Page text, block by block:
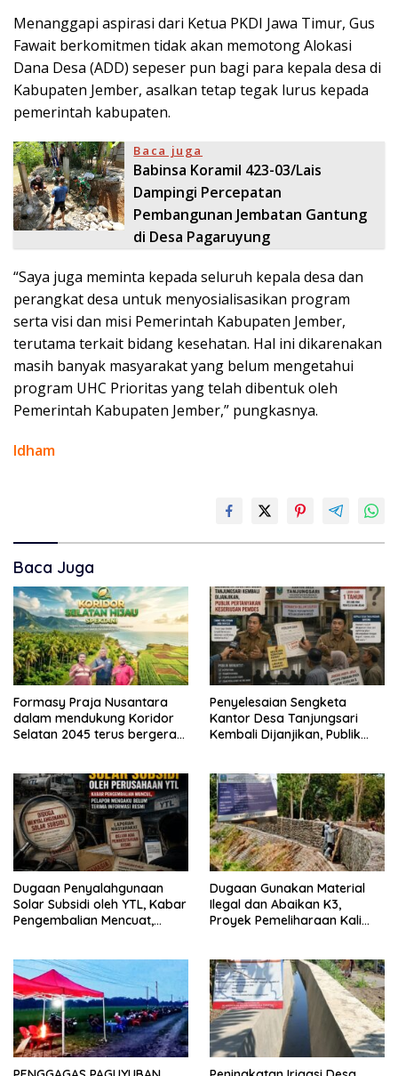
Menanggapi aspirasi dari Ketua PKDI Jawa Timur, Gus
Fawait berkomitmen tidak akan memotong Alokasi
Dana Desa (ADD) sepeser pun bagi para kepala desa di
Kabupaten Jember, asalkan tetap tegak lurus kepada
pemerintah kabupaten.
Baca juga
Babinsa Koramil 423-03/Lais
Dampingi Percepatan
Pembangunan Jembatan Gantung
di Desa Pagaruyung
“Saya juga meminta kepada seluruh kepala desa dan
perangkat desa untuk menyosialisasikan program
serta visi dan misi Pemerintah Kabupaten Jember,
terutama terkait bidang kesehatan. Hal ini dikarenakan
masih banyak masyarakat yang belum mengetahui
program UHC Prioritas yang telah dibentuk oleh
Pemerintah Kabupaten Jember,” pungkasnya.
Idham
Baca Juga
Formasy Praja Nusantara
dalam mendukung Koridor
Selatan 2045 terus bergerak
dengan SPEKTANI
Penyelesaian Sengketa
Kantor Desa Tanjungsari
Kembali Dijanjikan, Publik
Dugaan Penyalahgunaan
Solar Subsidi oleh YTL, Kabar
Pengembalian Mencuat,
Dugaan Gunakan Material
Ilegal dan Abaikan K3,
Proyek Pemeliharaan Kali
Warga